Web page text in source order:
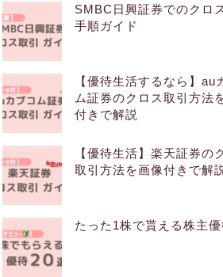
SMBC日興証券でのクロ
手順ガイド
【優待生活するなら】au
ム証券のクロス取引方法
付きで解説
【優待生活】楽天証券の
取引方法を画像付きで解
たった1株で貰える株主